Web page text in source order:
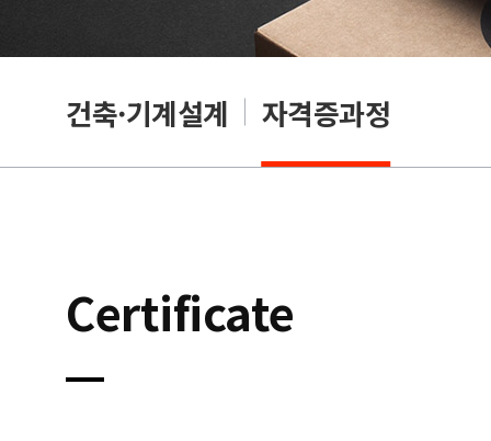
건축·기계설계 자격증과정
Certificate